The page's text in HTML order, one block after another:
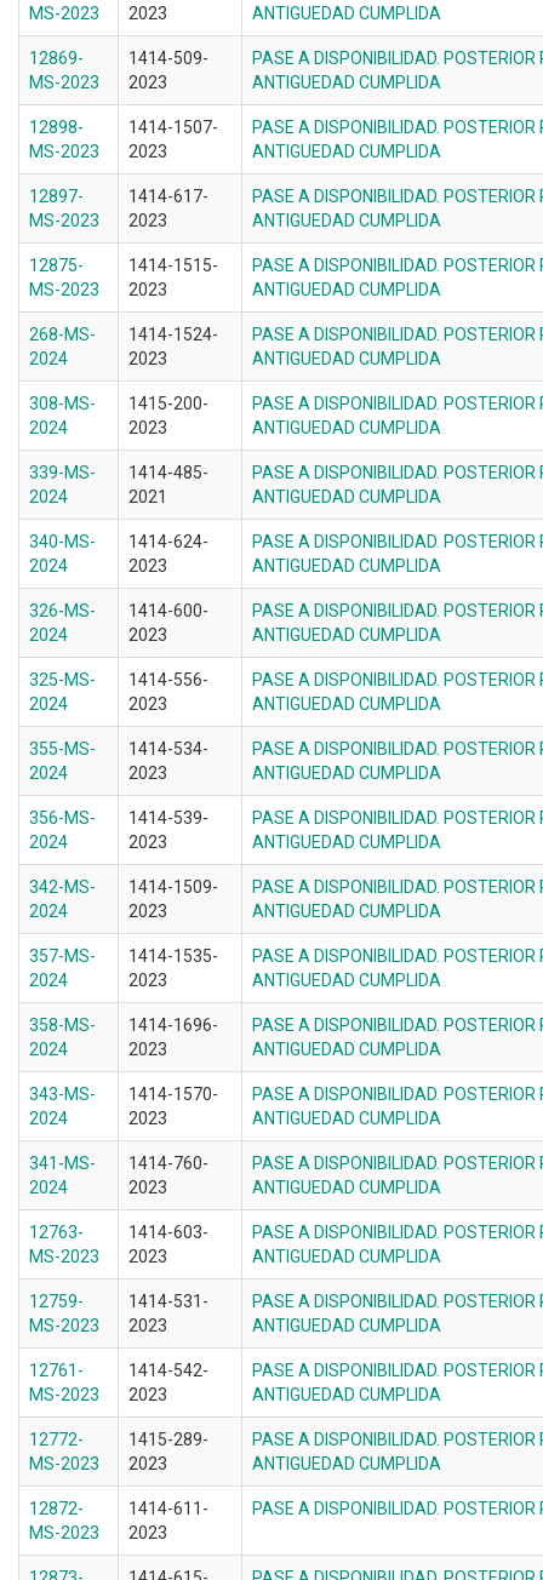
MS-2023
2023
ANTIGUEDAD CUMPLIDA
12869-
MS-2023
1414-509-
2023
PASE A DISPONIBILIDAD.
ANTIGUEDAD CUMPLIDA
12898-
MS-2023
1414-1507-
2023
PASE A DISPONIBILIDAD.
ANTIGUEDAD CUMPLIDA
12897-
MS-2023
1414-617-
2023
PASE A DISPONIBILIDAD.
ANTIGUEDAD CUMPLIDA
12875-
MS-2023
1414-1515-
2023
PASE A DISPONIBILIDAD.
ANTIGUEDAD CUMPLIDA
268-MS-
2024
1414-1524-
2023
PASE A DISPONIBILIDAD.
ANTIGUEDAD CUMPLIDA
308-MS-
2024
1415-200-
2023
PASE A DISPONIBILIDAD.
ANTIGUEDAD CUMPLIDA
339-MS-
2024
1414-485-
2021
PASE A DISPONIBILIDAD.
ANTIGUEDAD CUMPLIDA
340-MS-
2024
1414-624-
2023
PASE A DISPONIBILIDAD.
ANTIGUEDAD CUMPLIDA
326-MS-
2024
1414-600-
2023
PASE A DISPONIBILIDAD.
ANTIGUEDAD CUMPLIDA
325-MS-
2024
1414-556-
2023
PASE A DISPONIBILIDAD.
ANTIGUEDAD CUMPLIDA
355-MS-
2024
1414-534-
2023
PASE A DISPONIBILIDAD.
ANTIGUEDAD CUMPLIDA
356-MS-
2024
1414-539-
2023
PASE A DISPONIBILIDAD.
ANTIGUEDAD CUMPLIDA
342-MS-
2024
1414-1509-
2023
PASE A DISPONIBILIDAD.
ANTIGUEDAD CUMPLIDA
357-MS-
2024
1414-1535-
2023
PASE A DISPONIBILIDAD.
ANTIGUEDAD CUMPLIDA
358-MS-
2024
1414-1696-
2023
PASE A DISPONIBILIDAD.
ANTIGUEDAD CUMPLIDA
343-MS-
2024
1414-1570-
2023
PASE A DISPONIBILIDAD.
ANTIGUEDAD CUMPLIDA
341-MS-
2024
1414-760-
2023
PASE A DISPONIBILIDAD.
ANTIGUEDAD CUMPLIDA
12763-
MS-2023
1414-603-
2023
PASE A DISPONIBILIDAD.
ANTIGUEDAD CUMPLIDA
12759-
MS-2023
1414-531-
2023
PASE A DISPONIBILIDAD.
ANTIGUEDAD CUMPLIDA
12761-
MS-2023
1414-542-
2023
PASE A DISPONIBILIDAD.
ANTIGUEDAD CUMPLIDA
12772-
MS-2023
1415-289-
2023
PASE A DISPONIBILIDAD.
ANTIGUEDAD CUMPLIDA
12872-
MS-2023
1414-611-
2023
PASE A DISPONIBILIDAD.